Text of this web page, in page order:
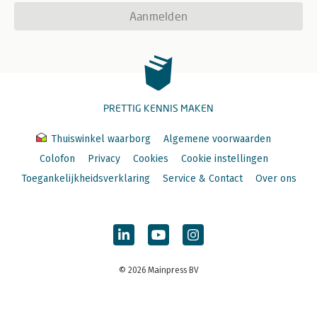
Aanmelden
PRETTIG KENNIS MAKEN
Thuiswinkel waarborg
Algemene voorwaarden
Colofon
Privacy Cookies
Cookie instellingen
Toegankelijkheidsverklaring
Service & Contact Over ons
© 2026 Mainpress BV